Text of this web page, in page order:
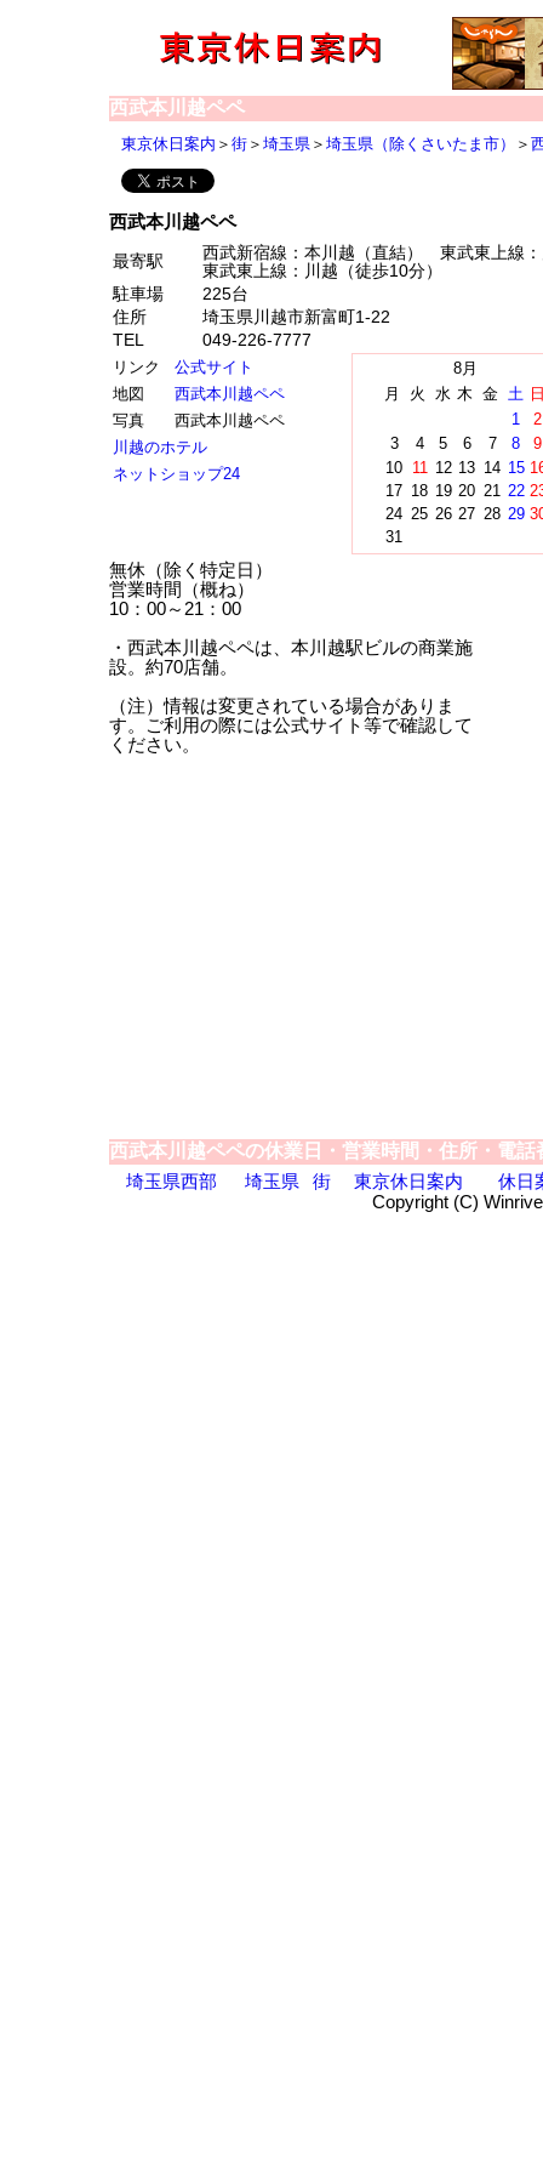
西武本川越ペペ
東京休日案内 ＞ 街 ＞ 埼玉県 ＞ 埼玉県（除くさいたま市） ＞
西武本川越ペペ
最寄駅
西武新宿線：本川越（直結） 東武東上線
東武東上線：川越（徒歩10分）
駐車場
225台
住所
埼玉県川越市新富町1-22
TEL
049-226-7777
リンク
公式サイト
地図
西武本川越ペペ
写真
西武本川越ペペ
川越のホテル
ネットショップ24
8月
月
火 水 木 金 土
1
2
3
4 5 6 7 8
9
10 11 12 13 14 15
17 18 19 20 21 22
24 25 26 27 28 29
31
無休（除く特定日）
営業時間（概ね）
10：00～21：00
・西武本川越ペペは、本川越駅ビルの商業施
設。約70店舗。
（注）情報は変更されている場合がありま
す。ご利用の際には公式サイト等で確認して
ください。
西武本川越ペペの休業日・営業時間・住所・電
埼玉県西部
埼玉県 街 東京休日案内
休日
Copyright (C)